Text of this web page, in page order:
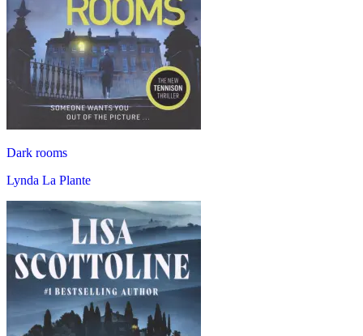
Dark rooms
Lynda La Plante